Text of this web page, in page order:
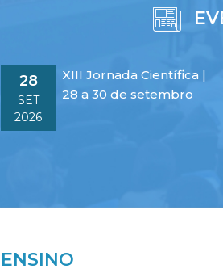
28
SET
2026
XIII Jornada Científica |
28 a 30 de setembro
ENSINO